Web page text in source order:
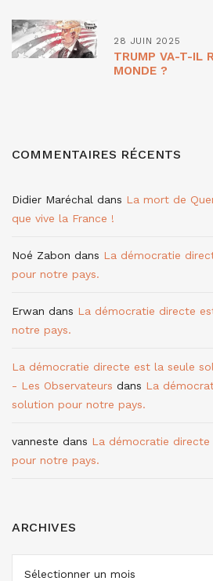
28 JUIN 2025
TRUMP VA-T-IL
MONDE ?
COMMENTAIRES RÉCENTS
Didier Maréchal dans La mort de
que vive la France !
Noé Zabon dans La démocratie
pour notre pays.
Erwan dans La démocratie directe
notre pays.
La démocratie directe est la seule
- Les Observateurs dans La
solution pour notre pays.
vanneste dans La démocratie
pour notre pays.
ARCHIVES
ARCHIVES